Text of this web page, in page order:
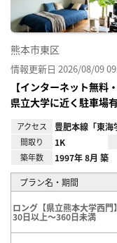
熊本市東区
情報更新日 2026/08/09
【インターネット無
県立大学に近く駐車場
アクセス 豊肥本線「東海
間取り 1K
築年数 1997年 8月 築
プラン名・期間
ロング【県立熊本大学西門】
30日以上～360日未満